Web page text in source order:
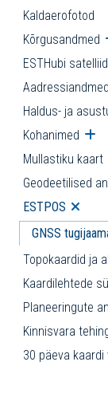
Kaldaerofotod
Kõrgusandmed
ESTHubi
Aadressiandmed
Haldus- ja
Kohanimed
Mullastiku kaart
Geodeetilised
ESTPOS Ava
GNSS
Topokaardid ja
Kaardilehtede
Planeeringute
Kinnisvara
30 päeva